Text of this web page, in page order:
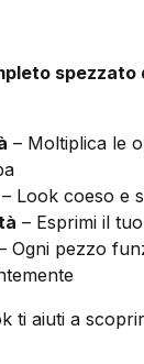
spezzato
– Moltiplica le
– Look coeso e
– Esprimi il
Ogni pezzo
ti aiuti a